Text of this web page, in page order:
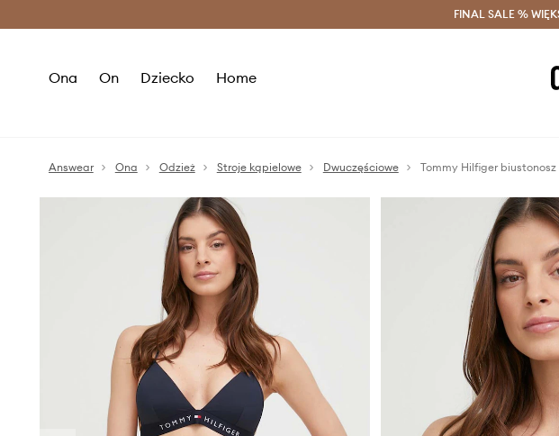
Oszczędzaj z Answear Club >
FINAL SALE %
Ona On Dziecko Home
Answear Ona Odzież Stroje kąpielowe Dwuczęściowe Tommy Hilfiger